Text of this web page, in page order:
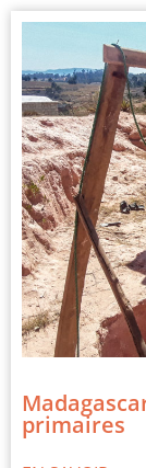
primaires